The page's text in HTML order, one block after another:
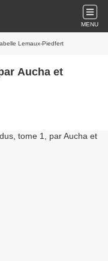
MENU
Lemaux-Piedfert
Aucha et